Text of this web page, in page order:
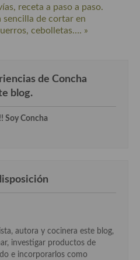
receta a paso a paso.
sencilla de cortar en
cebolletas…. »
de Concha
blog.
Soy Concha
autora y cocinera este blog,
investigar productos de
e incorporarlos como